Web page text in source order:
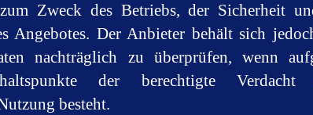
Zweck des Betriebs, der Sicherheit
Angebotes. Der Anbieter behält sich
nachträglich zu überprüfen, wenn
der berechtigte Verdacht
besteht.